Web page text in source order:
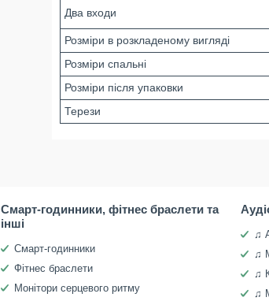
Два входи
Розміри в розкладеному вигляді
Розміри спальні
Розміри після упаковки
Терези
Смарт-годинники, фітнес браслети та
інші
Смарт-годинники
Фітнес браслети
Монітори серцевого ритму
♫
♫
♫
♫